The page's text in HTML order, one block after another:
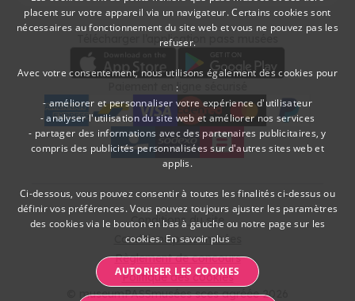
Télécharger
Télécharger l’application pass musées
Moyens de
Paiement en ligne sécurisé
American Express
bancontact
visa
Edenred
mc
paypal
kbc
Sodexo Cultuurcheques
belfius
© museumPASSmusées sces agréée 2026
Conditions du site
Conditions pass musées
Règlement de concours
Politique des cookies
DUTCH
placent sur votre appareil via un navigateur. Certains cookies sont
nécessaires au fonctionnement du site web et vous ne pouvez pas les
refuser.
Avec votre consentement, nous utilisons également des cookies pour
:
- améliorer et personnaliser votre expérience d'utilisateur
- analyser l'utilisation du site web et améliorer nos services
- partager des informations avec des partenaires publicitaires, y
compris des publicités personnalisées sur d'autres sites web et
applis.
Ci-dessous, vous pouvez consentir à toutes les finalités ci-dessus ou
définir vos préférences. Vous pouvez toujours ajuster les paramètres
des cookies via le bouton en bas à gauche ou notre page sur les
cookies. En savoir plus
AUTORISER LES COOKIES